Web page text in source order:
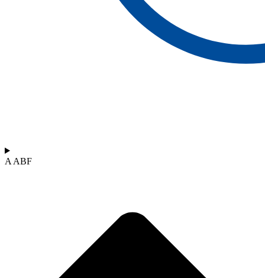
A ABF